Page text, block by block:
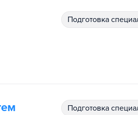
подготовка
подготовка